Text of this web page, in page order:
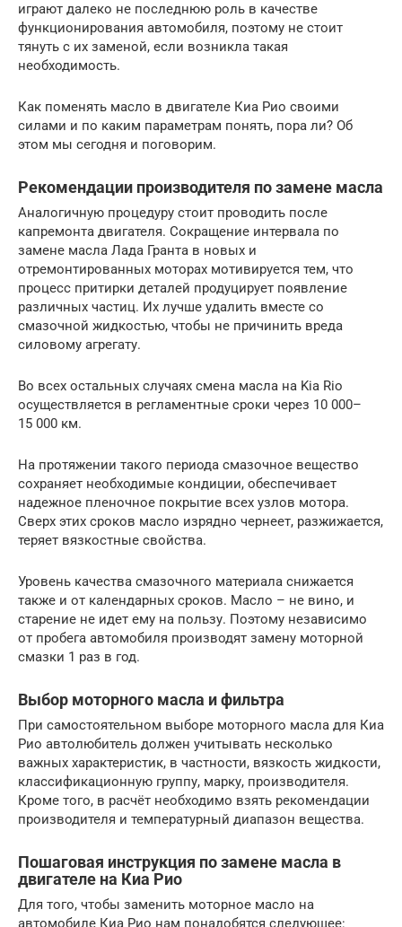
играют далеко не последнюю роль в качестве
функционирования автомобиля, поэтому не стоит
тянуть с их заменой, если возникла такая
необходимость.
Как поменять масло в двигателе Киа Рио своими
силами и по каким параметрам понять, пора ли? Об
этом мы сегодня и поговорим.
Рекомендации производителя по замене масла
Аналогичную процедуру стоит проводить после
капремонта двигателя. Сокращение интервала по
замене масла Лада Гранта в новых и
отремонтированных моторах мотивируется тем, что
процесс притирки деталей продуцирует появление
различных частиц. Их лучше удалить вместе со
смазочной жидкостью, чтобы не причинить вреда
силовому агрегату.
Во всех остальных случаях смена масла на Kia Rio
осуществляется в регламентные сроки через 10 000–
15 000 км.
На протяжении такого периода смазочное вещество
сохраняет необходимые кондиции, обеспечивает
надежное пленочное покрытие всех узлов мотора.
Сверх этих сроков масло изрядно чернеет, разжижается,
теряет вязкостные свойства.
Уровень качества смазочного материала снижается
также и от календарных сроков. Масло – не вино, и
старение не идет ему на пользу. Поэтому независимо
от пробега автомобиля производят замену моторной
смазки 1 раз в год.
Выбор моторного масла и фильтра
При самостоятельном выборе моторного масла для Киа
Рио автолюбитель должен учитывать несколько
важных характеристик, в частности, вязкость жидкости,
классификационную группу, марку, производителя.
Кроме того, в расчёт необходимо взять рекомендации
производителя и температурный диапазон вещества.
Пошаговая инструкция по замене масла в
двигателе на Киа Рио
Для того, чтобы заменить моторное масло на